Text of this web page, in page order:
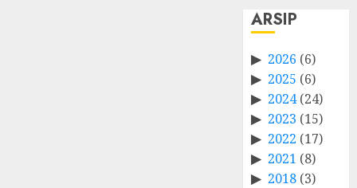
ARSIP
2026 (6)
2025 (6)
2024(24)
2023 (15)
2022 (17)
2021 (8)
2018 (3)